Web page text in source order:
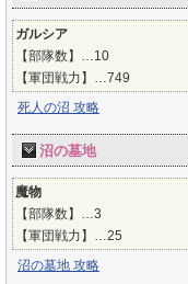
ガルシア
【部隊数】…10
【軍団戦力】…749
死人の沼 攻略
沼の墓地
魔物
【部隊数】…3
【軍団戦力】…25
沼の墓地 攻略